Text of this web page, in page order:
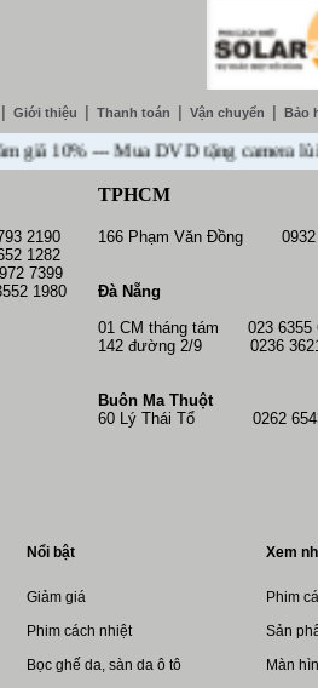
Giới thiệu Thanh toán Vận chuyển Bảo
10% --- Mua DVD tặng camera lùi
2190
1282
7399
1980
TPHCM
166 Phạm Văn Đồng 0932
Đà Nẵng
01 CM tháng tám 023 6355
142 đường 2/9 0236
Buôn Ma Thuột
60 Lý Thái Tổ 0262
Nổi bật
Giảm giá
Phim cách nhiệt
Bọc ghế da, sàn da ô tô
Xem
Phim
Sản
Màn